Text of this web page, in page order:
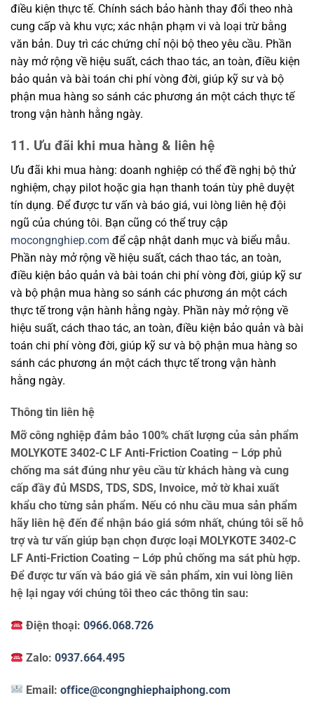
điều kiện thực tế. Chính sách bảo hành thay đổi theo nhà
cung cấp và khu vực; xác nhận phạm vi và loại trừ bằng
văn bản. Duy trì các chứng chỉ nội bộ theo yêu cầu. Phần
này mở rộng về hiệu suất, cách thao tác, an toàn, điều kiện
bảo quản và bài toán chi phí vòng đời, giúp kỹ sư và bộ
phận mua hàng so sánh các phương án một cách thực tế
trong vận hành hằng ngày.
11. Ưu đãi khi mua hàng & liên hệ
Ưu đãi khi mua hàng: doanh nghiệp có thể đề nghị bộ thử
nghiệm, chạy pilot hoặc gia hạn thanh toán tùy phê duyệt
tín dụng. Để được tư vấn và báo giá, vui lòng liên hệ đội
ngũ của chúng tôi. Bạn cũng có thể truy cập
mocongnghiep.com để cập nhật danh mục và biểu mẫu.
Phần này mở rộng về hiệu suất, cách thao tác, an toàn,
điều kiện bảo quản và bài toán chi phí vòng đời, giúp kỹ sư
và bộ phận mua hàng so sánh các phương án một cách
thực tế trong vận hành hằng ngày. Phần này mở rộng về
hiệu suất, cách thao tác, an toàn, điều kiện bảo quản và bài
toán chi phí vòng đời, giúp kỹ sư và bộ phận mua hàng so
sánh các phương án một cách thực tế trong vận hành
hằng ngày.
Thông tin liên hệ
Mỡ công nghiệp đảm bảo 100% chất lượng của sản phẩm
MOLYKOTE 3402-C LF Anti-Friction Coating – Lớp phủ
chống ma sát đúng như yêu cầu từ khách hàng và cung
cấp đầy đủ MSDS, TDS, SDS, Invoice, mở tờ khai xuất
khẩu cho từng sản phẩm. Nếu có nhu cầu mua sản phẩm
hãy liên hệ đến để nhận báo giá sớm nhất, chúng tôi sẽ hỗ
trợ và tư vấn giúp bạn chọn được loại MOLYKOTE 3402-C
LF Anti-Friction Coating – Lớp phủ chống ma sát phù hợp.
Để được tư vấn và báo giá về sản phẩm, xin vui lòng liên
hệ lại ngay với chúng tôi theo các thông tin sau:
Điện thoại:0966.068.726
Zalo:0937.664.495
Email:office@congnghiephaiphong.com